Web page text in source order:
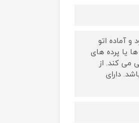
آماده اتو
یا پرده های
می کند. از
می باشد. دارای سیم برق با طول ۲ متر می باشد. دارای